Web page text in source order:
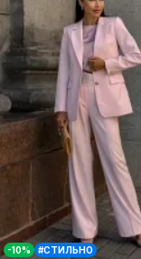
-10% #СТИЛЬНО